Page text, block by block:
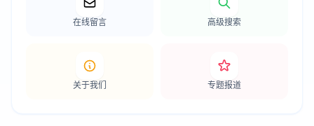
在线留言 高级搜索
关于我们 专题报道